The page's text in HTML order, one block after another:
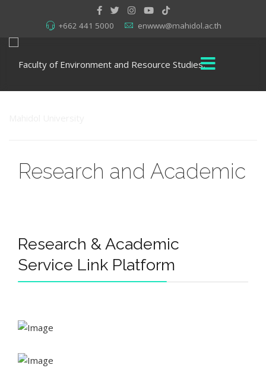
+662 441 5000 enwww@mahidol.ac.th
Research and Academic
Research & Academic
Service Link Platform